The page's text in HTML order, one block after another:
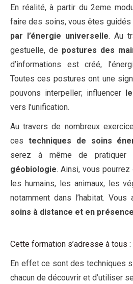
En réalité, à partir du 2eme
faire des soins, vous êtes guidés
par l’énergie universelle. Au
gestuelle, de postures des
d’informations est créé,
Toutes ces postures ont une
pouvons interpeller; influencerle
vers l’unification.
Au travers de nombreux
ces techniques de soins
serez à même de pratiquer
géobiologie. Ainsi, vous
les humains, les animaux, les
notamment dans l’habitat.
soins à distance et en présence
Cette formation s’adresse à tous :
En effet ce sont des techniques
chacun de découvrir et d’utiliser